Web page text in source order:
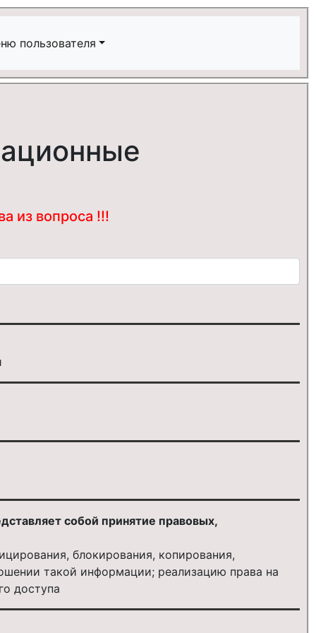
пользователя
из вопроса !!!
собой принятие правовых,
блокирования, копирования,
такой информации; реализацию права на
доступа